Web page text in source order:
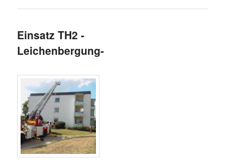
Einsatz TH2 -
Leichenbergung-